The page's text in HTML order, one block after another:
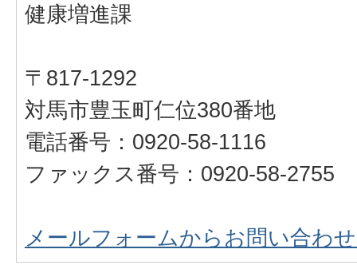
健康増進課
〒817-1292
対馬市豊玉町仁位380番地
電話番号：0920-58-1116
ファックス番号：0920-58-2755
メールフォームからお問い合わ